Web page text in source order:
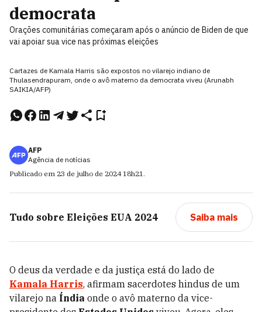
democrata
Orações comunitárias começaram após o anúncio de Biden de que
vai apoiar sua vice nas próximas eleições
Cartazes de Kamala Harris são expostos no vilarejo indiano de
Thulasendrapuram, onde o avô materno da democrata viveu (Arunabh
SAIKIA/AFP)
AFP
Agência de notícias
Publicado em 23 de julho de 2024 18h21.
Tudo sobre Eleições EUA 2024 Saiba mais
O deus da verdade e da justiça está do lado de
Kamala Harris, afirmam sacerdotes hindus de um
vilarejo na Índia onde o avô materno da vice-